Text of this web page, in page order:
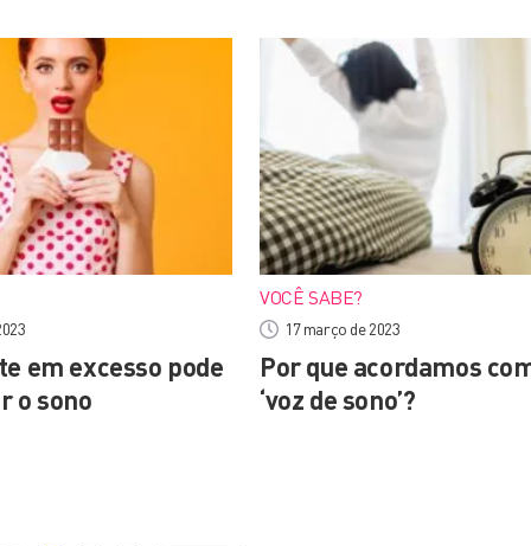
em excesso pode
o sono
VOCÊ SABE?
17 março de 2023
Por que acordamos
‘voz de sono’?